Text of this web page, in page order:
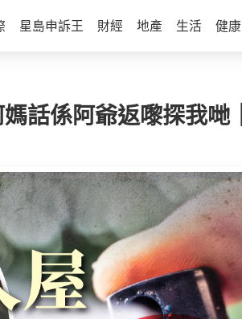
星島申訴王 財經 地產 生活 健康
話係阿爺返嚟探我